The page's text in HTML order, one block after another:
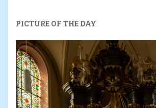
PICTURE OF THE DAY